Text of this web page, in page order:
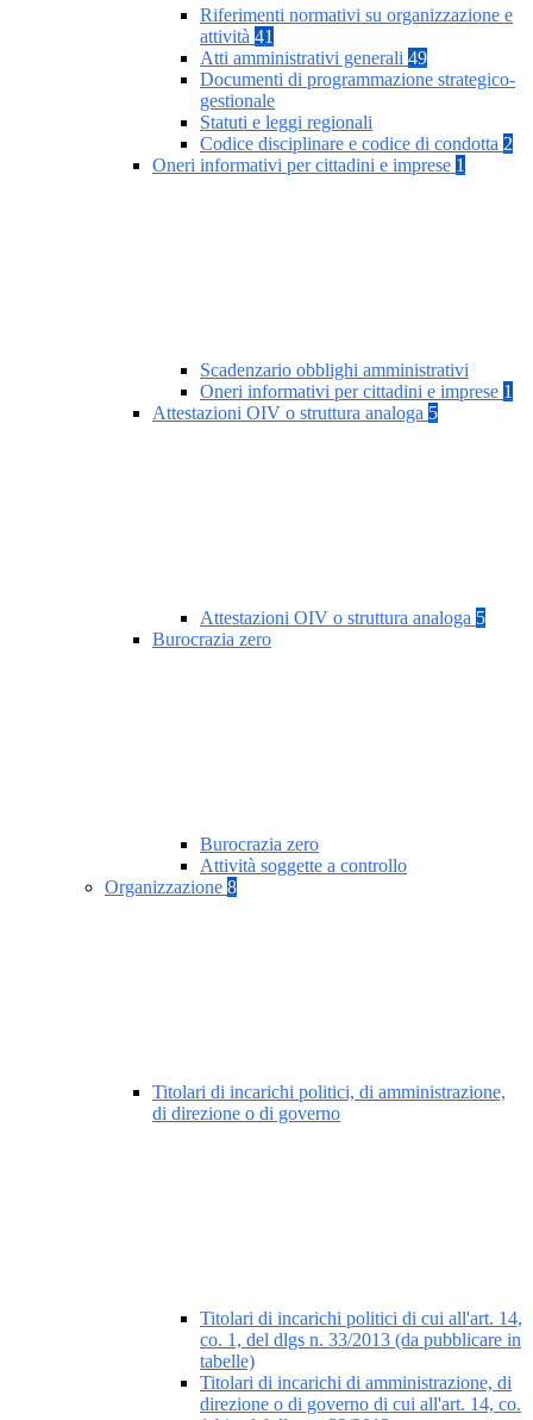
Riferimenti normativi su organizzazione e
attività 41
Atti amministrativi generali 49
Documenti di programmazione strategico-
gestionale
Statuti e leggi regionali
Codice disciplinare e codice di condotta 2
Oneri informativi per cittadini e imprese 1
Scadenzario obblighi amministrativi
Oneri informativi per cittadini e imprese 1
Attestazioni OIV o struttura analoga 5
Attestazioni OIV o struttura analoga 5
Burocrazia zero
Burocrazia zero
Attività soggette a controllo
Organizzazione 8
Titolari di incarichi politici, di amministrazione,
di direzione o di governo
Titolari di incarichi politici di cui all'art. 14,
co. 1, del dlgs n. 33/2013 (da pubblicare in
tabelle)
Titolari di incarichi di amministrazione, di
direzione o di governo di cui all'art. 14, co.